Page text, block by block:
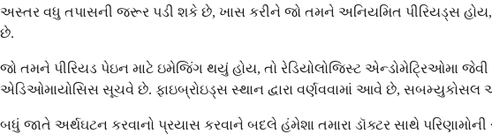
અસ્તર વધુ તપાસની જરૂર પડી શકે છે, ખાસ કરીને જો તમને અનિયમિત પીરિયડ્સ
છે.
જો તમને પીરિયડ પેઇન માટે ઇમેજિંગ થયું હોય, તો રેડિયોલોજિસ્ટ એન્ડોમેટ્રિઓમા
એડિઓમાયોસિસ સૂચવે છે. ફાઇબ્રોઇડ્સ સ્થાન દ્વારા વર્ણવવામાં આવે છે,
બધું જાતે અર્થઘટન કરવાનો પ્રયાસ કરવાને બદલે હંમેશા તમારા ડૉક્ટર સાથે